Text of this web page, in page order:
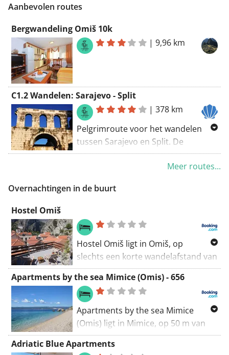
Aanbevolen routes
Bergwandeling Omiš 10k
|9,96 km
C1.2 Wandelen: Sarajevo - Split
|378 km
Pelgrimroute voor het wandelen
tussen Sarajevo en Split. De
volgende steden liggen op de route:
Sarajevo, Mostar, Medugorje en
Meer routes...
Overnachtingen in de buurt
Hostel Omiš
Hostel Omiš ligt in Omiš, op
slechts een korte wandelafstand van
het Mirabela-fort en op 10 minuten
wandelen van het stadsstrand.
Hostel Omiš biedt gratis WiFi in alle
ruimtes. Het hostel heeft
privékamers en bedden in
slaapzalen.
Apartments by the sea Mimice (Omis) - 656
Apartments by the sea Mimice
(Omis) ligt in Mimice, op 50 m van
het strand Kutleša East Beach. - 656
biedt uitzicht op de zee. Het 1-
Adriatic Blue Apartments